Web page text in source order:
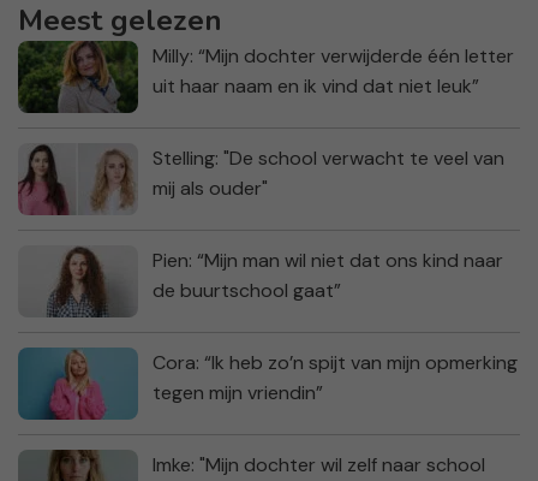
Meest gelezen
Milly: “Mijn dochter verwijderde één letter
uit haar naam en ik vind dat niet leuk”
Stelling: "De school verwacht te veel van
mij als ouder"
Pien: “Mijn man wil niet dat ons kind naar
de buurtschool gaat”
Cora: “Ik heb zo’n spijt van mijn opmerking
tegen mijn vriendin”
Imke: "Mijn dochter wil zelf naar school